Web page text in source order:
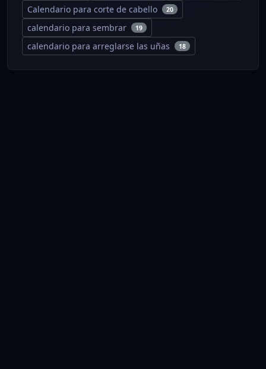
Calendario para corte de cabello 20
calendario para sembrar 19
calendario para arreglarse las uñas 18